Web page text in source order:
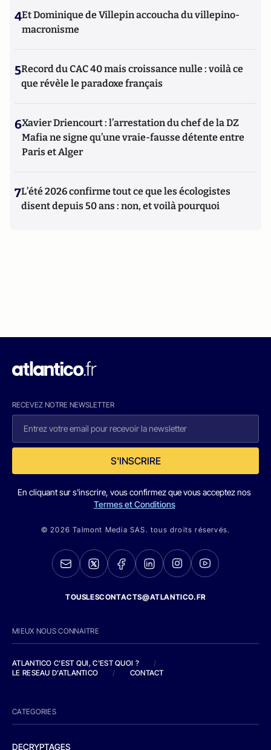
4Et Dominique de Villepin accoucha du villepino-
macronisme
5Record du CAC 40 mais croissance nulle : voilà ce
que révèle le paradoxe français
6Xavier Driencourt : l’arrestation du chef de la DZ
Mafia ne signe qu’une vraie-fausse détente entre
Paris et Alger
7L’été 2026 confirme tout ce que les écologistes
disent depuis 50 ans : non, et voilà pourquoi
RECEVEZ NOTRE NEWSLETTER
S'INSCRIRE
En cliquant sur s'inscrire, vous confirmez que vous acceptez nos
Termes et Conditions
© 2026 Talmont Media SAS. tous droits réservés.
TOUSLESCONTACTS@ATLANTICO.FR
MIEUX NOUS CONNAITRE
ATLANTICO C'EST QUI, C'EST QUOI ?
/
LE RESEAU D'ATLANTICO
/ CONTACT
CATEGORIES
DECRYPTAGES